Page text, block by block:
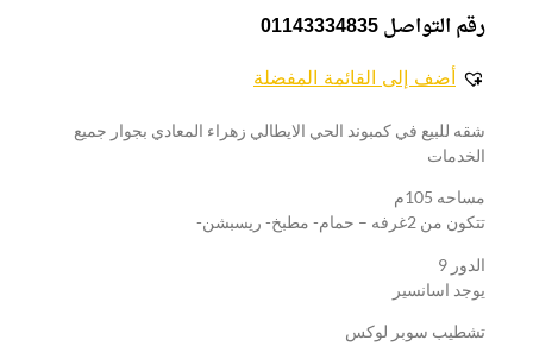
رقم التواصل 01143334835
أضف إلى القائمة المفضلة
شقه للبيع في كمبوند الحي الايطالي زهراء المعادي بجوار جميع
الخدمات
مساحه 105م
تتكون من 2غرفه – حمام- مطبخ- ريسبشن-
الدور 9
يوجد اسانسير
تشطيب سوبر لوكس